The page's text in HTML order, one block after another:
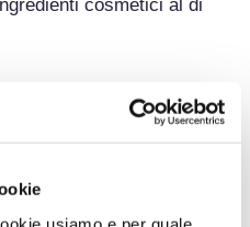
cosmetici al di
sicurezza dei